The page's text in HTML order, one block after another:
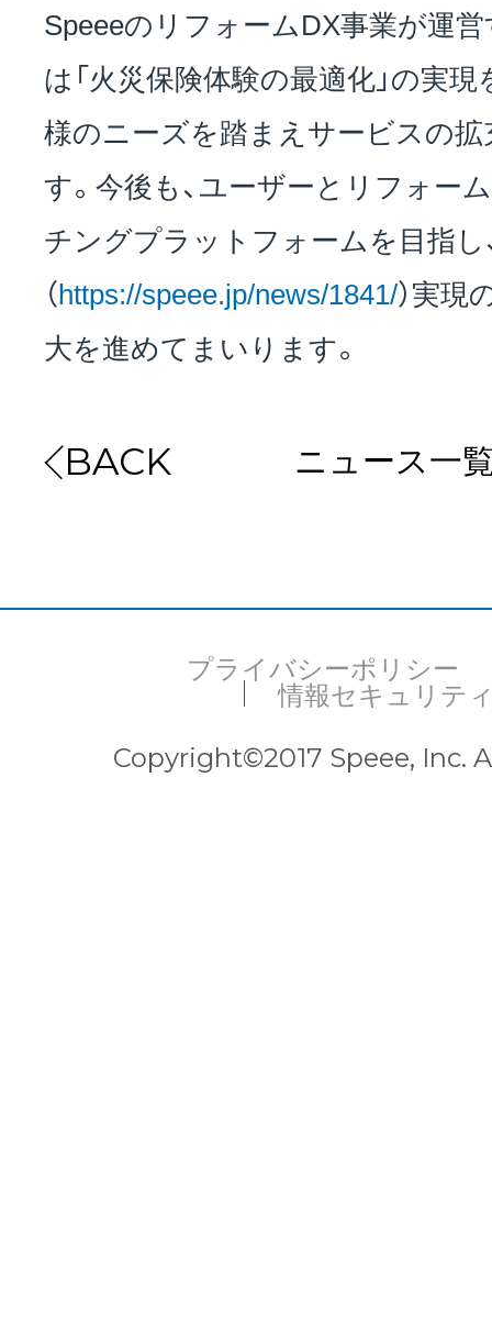
SpeeeのリフォームDX事業が運
は「火災保険体験の最適化」の実
様のニーズを踏まえサービスの
す。今後も、ユーザーとリフォー
チングプラットフォームを目指し
（https://speee.jp/news/1841/）実現
大を進めてまいります。
BACK ニュース一
プライバシーポリシー
情報セキュリテ
Copyright©2017 Speee, Inc.